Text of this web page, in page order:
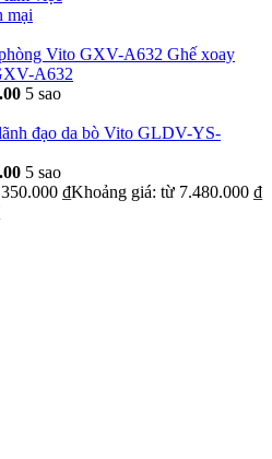
mại
Ghế xoay
A632
5 sao
đạo da bò Vito GLDV-YS-
5 sao
₫Khoảng giá: từ 7.480.000 ₫